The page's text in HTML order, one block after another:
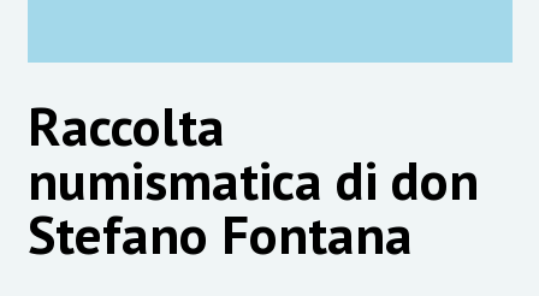
Raccolta
numismatica di don
Stefano Fontana